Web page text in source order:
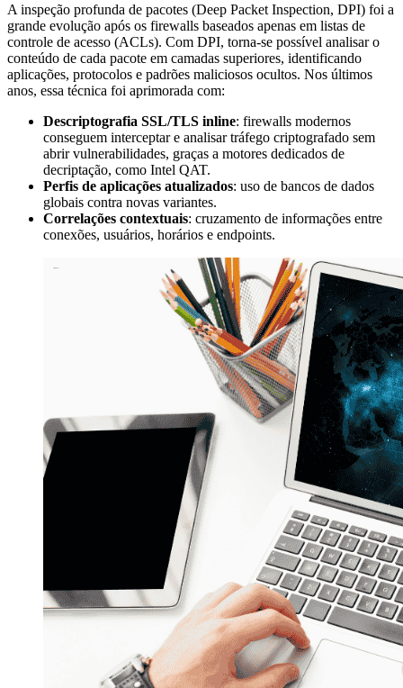
A inspeção profunda de pacotes (Deep Packet Inspection, DPI) foi a
grande evolução após os firewalls baseados apenas em listas de
controle de acesso (ACLs). Com DPI, torna-se possível analisar o
conteúdo de cada pacote em camadas superiores, identificando
aplicações, protocolos e padrões maliciosos ocultos. Nos últimos
anos, essa técnica foi aprimorada com:
Descriptografia SSL/TLS inline: firewalls modernos
conseguem interceptar e analisar tráfego criptografado sem
abrir vulnerabilidades, graças a motores dedicados de
decriptação, como Intel QAT.
Perfis de aplicações atualizados: uso de bancos de dados
globais contra novas variantes.
Correlações contextuais: cruzamento de informações entre
conexões, usuários, horários e endpoints.